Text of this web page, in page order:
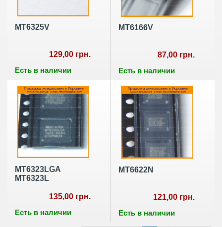
MT6325V
129,00 грн.
Есть в наличии
MT6166V
87,00 грн.
Есть в наличии
MT6323LGA
MT6323L
135,00 грн.
Есть в наличии
MT6622N
121,00 грн.
Есть в наличии